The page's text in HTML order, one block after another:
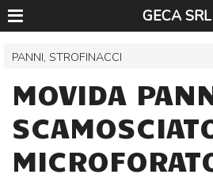
GECA SRL
PANNI, STROFINACCI
MOVIDA